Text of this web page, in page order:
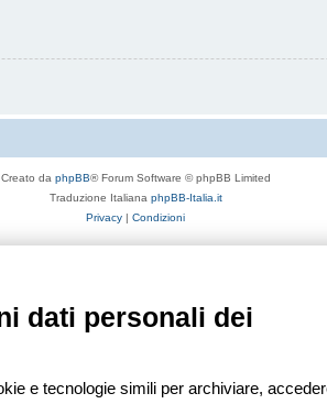
Creato da phpBB® Forum Software © phpBB Limited
Traduzione Italiana phpBB-Italia.it
Privacy | Condizioni
dati personali dei
e tecnologie simili per archiviare,